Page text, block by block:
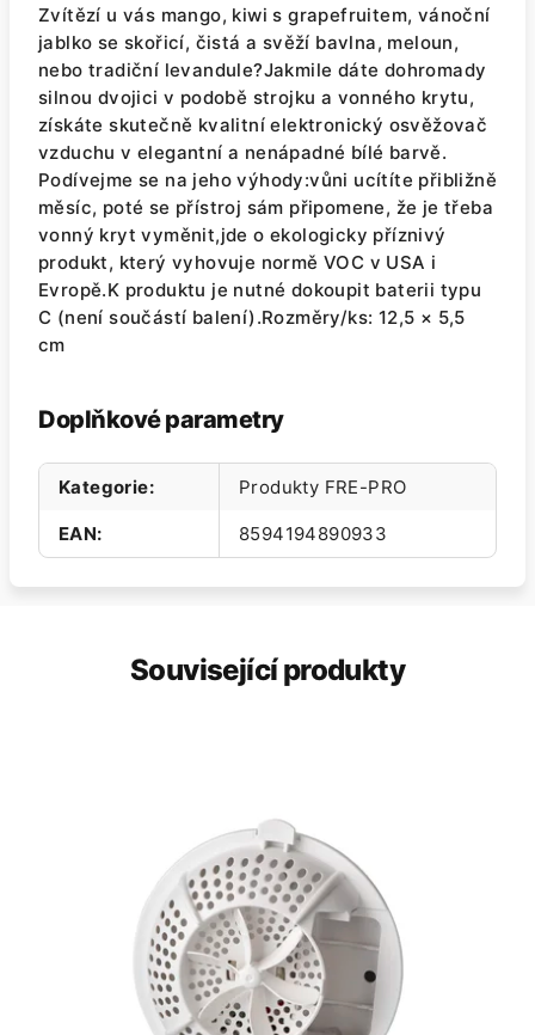
Zvítězí u vás mango, kiwi s grapefruitem, vánoční
jablko se skořicí, čistá a svěží bavlna, meloun,
nebo tradiční levandule?Jakmile dáte dohromady
silnou dvojici v podobě strojku a vonného krytu,
získáte skutečně kvalitní elektronický osvěžovač
vzduchu v elegantní a nenápadné bílé barvě.
Podívejme se na jeho výhody:vůni ucítíte přibližně
měsíc, poté se přístroj sám připomene, že je třeba
vonný kryt vyměnit,jde o ekologicky příznivý
produkt, který vyhovuje normě VOC v USA i
Evropě.K produktu je nutné dokoupit baterii typu
C (není součástí balení).Rozměry/ks: 12,5 × 5,5
cm
Doplňkové parametry
Kategorie: Produkty FRE-PRO
EAN: 8594194890933
Související produkty